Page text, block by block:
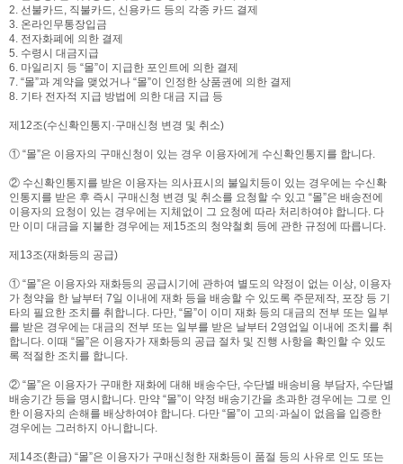
2. 선불카드, 직불카드, 신용카드 등의 각종 카드 결제
3. 온라인무통장입금
4. 전자화폐에 의한 결제
5. 수령시 대금지급
6. 마일리지 등 “몰”이 지급한 포인트에 의한 결제
7. “몰”과 계약을 맺었거나 “몰”이 인정한 상품권에 의한 결제
8. 기타 전자적 지급 방법에 의한 대금 지급 등
제12조(수신확인통지·구매신청 변경 및 취소)
① “몰”은 이용자의 구매신청이 있는 경우 이용자에게 수신확인통지를 합니다.
② 수신확인통지를 받은 이용자는 의사표시의 불일치등이 있는 경우에는 수신확
인통지를 받은 후 즉시 구매신청 변경 및 취소를 요청할 수 있고 “몰”은 배송전에
이용자의 요청이 있는 경우에는 지체없이 그 요청에 따라 처리하여야 합니다. 다
만 이미 대금을 지불한 경우에는 제15조의 청약철회 등에 관한 규정에 따릅니다.
제13조(재화등의 공급)
① “몰”은 이용자와 재화등의 공급시기에 관하여 별도의 약정이 없는 이상, 이용자
가 청약을 한 날부터 7일 이내에 재화 등을 배송할 수 있도록 주문제작, 포장 등 기
타의 필요한 조치를 취합니다. 다만, “몰”이 이미 재화 등의 대금의 전부 또는 일부
를 받은 경우에는 대금의 전부 또는 일부를 받은 날부터 2영업일 이내에 조치를 취
합니다. 이때 “몰”은 이용자가 재화등의 공급 절차 및 진행 사항을 확인할 수 있도
록 적절한 조치를 합니다.
② “몰”은 이용자가 구매한 재화에 대해 배송수단, 수단별 배송비용 부담자, 수단별
배송기간 등을 명시합니다. 만약 “몰”이 약정 배송기간을 초과한 경우에는 그로 인
한 이용자의 손해를 배상하여야 합니다. 다만 “몰”이 고의·과실이 없음을 입증한
경우에는 그러하지 아니합니다.
제14조(환급) “몰”은 이용자가 구매신청한 재화등이 품절 등의 사유로 인도 또는